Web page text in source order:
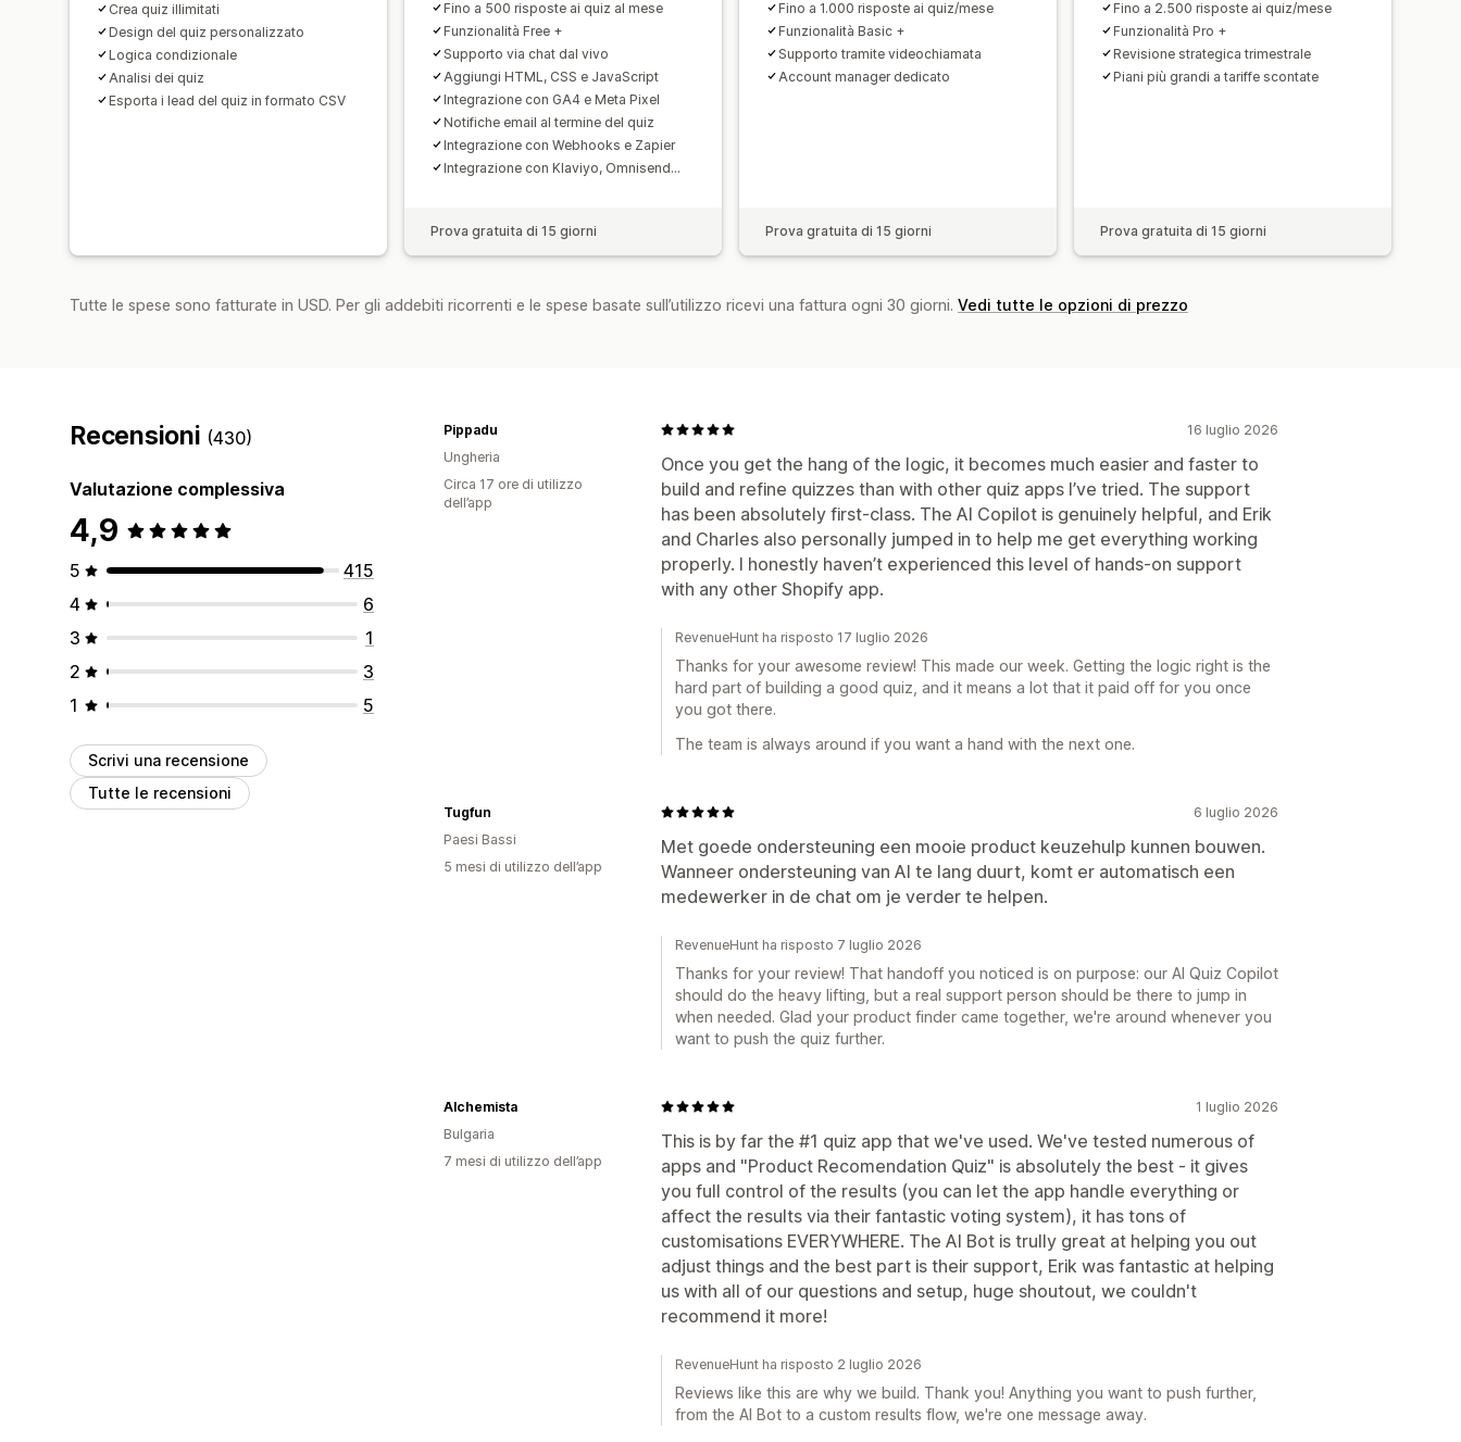
Crea quiz illimitati
Design del quiz personalizzato
Logica condizionale
Analisi dei quiz
Esporta i lead del quiz in formato CSV
Fino a 500 risposte ai quiz al mese
Funzionalità Free +
Supporto via chat dal vivo
Aggiungi HTML, CSS e JavaScript
Integrazione con GA4 e Meta Pixel
Notifiche email al termine del quiz
Integrazione con Webhooks e Zapier
Integrazione con Klaviyo, Omnisend...
Prova gratuita di 15 giorni
Fino a 1.000 risposte ai quiz/mese
Funzionalità Basic +
Supporto tramite videochiamata
Account manager dedicato
Prova gratuita di 15 giorni
Fino a 2.500 risposte ai quiz/mese
Funzionalità Pro +
Revisione strategica trimestrale
Piani più grandi a tariffe scontate
Prova gratuita di 15 giorni
Tutte le spese sono fatturate in USD. Per gli addebiti ricorrenti e le spese basate sull’utilizzo ricevi una fattura ogni 30 giorni. Vedi tutte le opzioni di prezzo
Recensioni (430)
Valutazione complessiva
4,9
5
415
4
6
3
1
2
3
1
5
Scrivi una recensione
Tutte le recensioni
16 luglio 2026
Once you get the hang of the logic, it becomes much easier and faster to
build and refine quizzes than with other quiz apps I’ve tried. The support
has been absolutely first-class. The AI Copilot is genuinely helpful, and Erik
and Charles also personally jumped in to help me get everything working
properly. I honestly haven’t experienced this level of hands-on support
with any other Shopify app.
Pippadu
Ungheria
Circa 17 ore di utilizzo
dell’app
RevenueHunt ha risposto 17 luglio 2026
Thanks for your awesome review! This made our week. Getting the logic right is the
hard part of building a good quiz, and it means a lot that it paid off for you once
you got there.
The team is always around if you want a hand with the next one.
6 luglio 2026
Met goede ondersteuning een mooie product keuzehulp kunnen bouwen.
Wanneer ondersteuning van AI te lang duurt, komt er automatisch een
medewerker in de chat om je verder te helpen.
Tugfun
Paesi Bassi
5 mesi di utilizzo dell’app
RevenueHunt ha risposto 7 luglio 2026
Thanks for your review! That handoff you noticed is on purpose: our AI Quiz Copilot
should do the heavy lifting, but a real support person should be there to jump in
when needed. Glad your product finder came together, we're around whenever you
want to push the quiz further.
1 luglio 2026
This is by far the #1 quiz app that we've used. We've tested numerous of
apps and "Product Recomendation Quiz" is absolutely the best - it gives
you full control of the results (you can let the app handle everything or
affect the results via their fantastic voting system), it has tons of
customisations EVERYWHERE. The AI Bot is trully great at helping you out
adjust things and the best part is their support, Erik was fantastic at helping
us with all of our questions and setup, huge shoutout, we couldn't
recommend it more!
Alchemista
Bulgaria
7 mesi di utilizzo dell’app
RevenueHunt ha risposto 2 luglio 2026
Reviews like this are why we build. Thank you! Anything you want to push further,
from the AI Bot to a custom results flow, we're one message away.